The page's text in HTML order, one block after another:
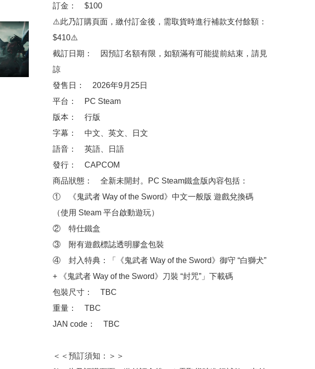
訂金：　$100
⚠️此乃訂購頁面，繳付訂金後，需取貨時進行補款支付餘額：
$410⚠️
截訂日期：　因預訂名額有限，如額滿有可能提前結束，請見
諒
發售日：　2026年9月25日
平台：　PC Steam
版本：　行版
字幕：　中文、英文、日文
語音：　英語、日語
發行：　CAPCOM
商品狀態：　全新未開封。PC Steam鐵盒版內容包括：
①　《鬼武者 Way of the Sword》中文一般版 遊戲兌換碼
（使用 Steam 平台啟動遊玩）
②　特仕鐵盒
③　附有遊戲標誌透明膠盒包裝
④　封入特典：「《鬼武者 Way of the Sword》御守 “白獅犬”
+ 《鬼武者 Way of the Sword》刀裝 “封咒”」下載碼
包裝尺寸：　TBC
重量：　TBC
JAN code：　TBC
＜＜預訂須知：＞＞